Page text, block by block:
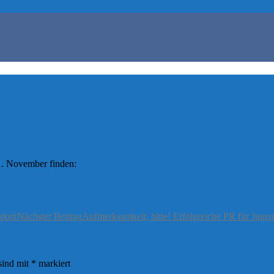
November finden:
Nächster BeitragAufmerksamkeit, bitte! Erfolgreiche PR für
mit * markiert